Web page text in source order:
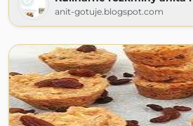
anit-gotuje.blogspot.com